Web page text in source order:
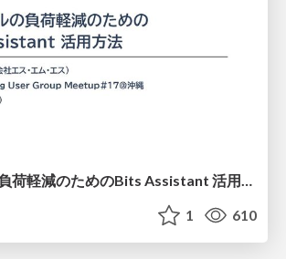
オンコールの負荷軽減のためのBits Assistant 活用方法 / How to Use Bits Assistant to Reduce the Workload on On-Call Staff
1 610